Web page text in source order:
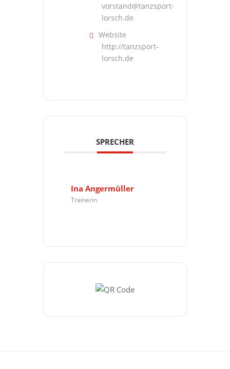
vorstand@tanzsport-
lorsch.de
Website
http://tanzsport-
lorsch.de
SPRECHER
Ina Angermüller
Trainerin